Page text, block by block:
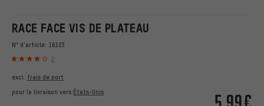
RACE FACE VIS DE PLATEAU
N° d'article: 16123
2
excl. frais de port
pour la livraison vers États-Unis